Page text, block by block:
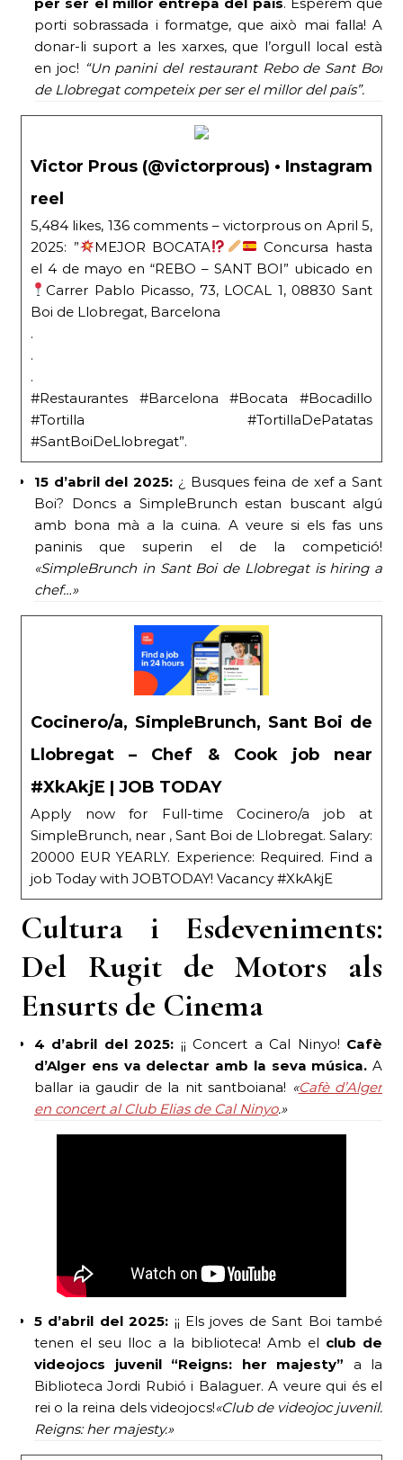
porti sobrassada i formatge, que això mai falla! A
donar-li suport a les xarxes, que l’orgull local està
en joc! “Un panini del restaurant Rebo de Sant Boi
de Llobregat competeix per ser el millor del país”.
Victor Prous (@victorprous) • Instagram
reel
5,484 likes, 136 comments – victorprous on April 5,
2025: ”
MEJOR BOCATA
Concursa hasta
el 4 de mayo en “REBO – SANT BOI” ubicado en
Carrer Pablo Picasso, 73, LOCAL 1, 08830 Sant
Boi de Llobregat, Barcelona
.
.
.
#Restaurantes #Barcelona #Bocata #Bocadillo
#Tortilla #TortillaDePatatas
#SantBoiDeLlobregat”.
15 d’abril del 2025: ¿ Busques feina de xef a Sant
Boi? Doncs a SimpleBrunch estan buscant algú
amb bona mà a la cuina. A veure si els fas uns
paninis que superin el de la competició!
«SimpleBrunch in Sant Boi de Llobregat is hiring a
chef…»
Cocinero/a, SimpleBrunch, Sant Boi de
Llobregat – Chef & Cook job near
#XkAkjE | JOB TODAY
Apply now for Full-time Cocinero/a job at
SimpleBrunch, near , Sant Boi de Llobregat. Salary:
20000 EUR YEARLY. Experience: Required. Find a
job Today with JOBTODAY! Vacancy #XkAkjE
Cultura i Esdeveniments:
Del Rugit de Motors als
Ensurts de Cinema
4 d’abril del 2025: ¡¡ Concert a Cal Ninyo! Cafè
d’Alger ens va delectar amb la seva música. A
ballar ia gaudir de la nit santboiana! «Cafè d’Alger
en concert al Club Elias de Cal Ninyo.»
5 d’abril del 2025: ¡¡ Els joves de Sant Boi també
tenen el seu lloc a la biblioteca! Amb el club de
videojocs juvenil “Reigns: her majesty” a la
Biblioteca Jordi Rubió i Balaguer. A veure qui és el
rei o la reina dels videojocs!«Club de videojoc juvenil:
Reigns: her majesty.»